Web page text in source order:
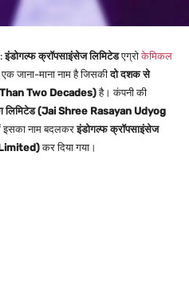
:इंडोगल्फ क्रॉपसाइंसेज लिमिटेडएग्रोकेमिकल
जाना-माना नाम है जिसकीदो दशक से
Two Decades)है। कंपनी की
लिमिटेड (Jai Shree Rasayan Udyog
इसका नाम बदलकरइंडोगल्फ क्रॉपसाइंसेज
कर दिया गया।